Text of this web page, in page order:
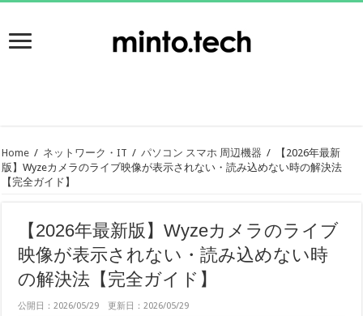
Home / ネットワーク・IT / パソコン スマホ 周辺機器 /
【2026年最新
版】Wyzeカメラのライブ映像が表示されない・読み込めない時の解決法
【完全ガイド】
【2026年最新版】Wyzeカメラのライブ
映像が表示されない・読み込めない時
の解決法【完全ガイド】
公開日：2026/05/29 更新日：2026/05/29